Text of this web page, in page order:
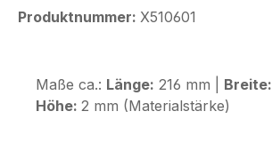
Produktnummer: X510601
Maße ca.: Länge: 216 mm | Breite:
Höhe: 2 mm (Materialstärke)